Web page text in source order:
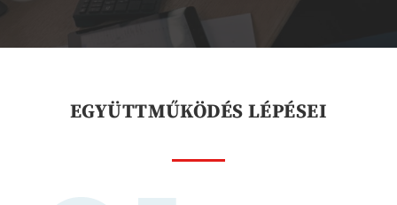
EGYÜTTMŰKÖDÉS LÉPÉSEI